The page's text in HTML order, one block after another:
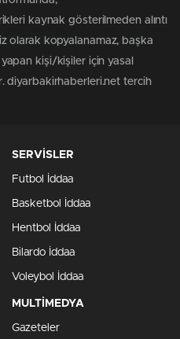
kaynak gösterilmeden alıntı
olarak kopyalanamaz, başka
yapan kişi/kişiler için yasal
diyarbakirhaberleri.net tercih
SERVİSLER
Futbol İddaa
Basketbol İddaa
Hentbol İddaa
Bilardo İddaa
Voleybol İddaa
MULTİMEDYA
Gazeteler